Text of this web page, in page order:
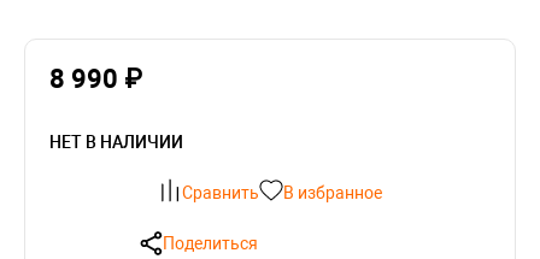
8 990 ₽
НЕТ В НАЛИЧИИ
Сравнить В избранное
Поделиться